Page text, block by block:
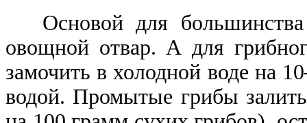
Основой для большинства
овощной отвар. А для
замочить в холодной воде на
водой. Промытые грибы